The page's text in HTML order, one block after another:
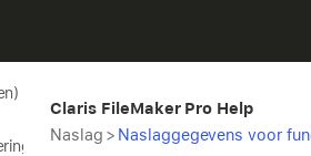
Claris FileMaker Pro Help
Naslag > Naslaggegevens voor